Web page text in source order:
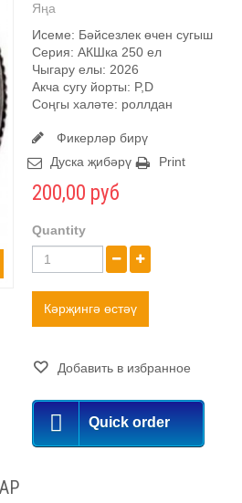
Яңа
Исеме: Бәйсезлек өчен сугыш
Серия: АКШка 250 ел
Чыгару елы: 2026
Акча сугу йорты: P,D
Соңгы халәте: роллдан
Фикерләр бирү
Дуска җибәрү
Print
200,00 руб
Quantity
Кәрҗингә өстәү
Добавить в избранное
Quick order